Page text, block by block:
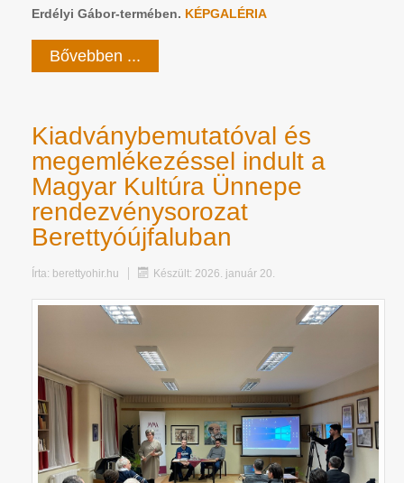
Erdélyi Gábor-termében. KÉPGALÉRIA
Bővebben ...
Kiadványbemutatóval és
megemlékezéssel indult a
Magyar Kultúra Ünnepe
rendezvénysorozat
Berettyóújfaluban
Írta: berettyohir.hu Készült: 2026. január 20.